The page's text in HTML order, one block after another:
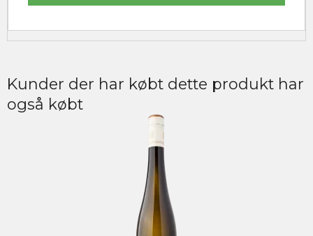
Kunder der har købt dette produkt har
også købt